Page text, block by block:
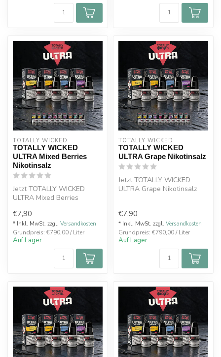
TOTALLY WICKED
TOTALLY WICKED
ULTRA Mixed Berries
Nikotinsalz
Jetzt TOTALLY WICKED
ULTRA Mixed Berries
20 mg kaufe...
€7,90
* Inkl. MwSt. zzgl. Versandkosten
Grundpreis: €790,00 / Liter
Auf Lager
TOTALLY WICKED
TOTALLY WICKED
ULTRA Grape Nikotinsalz
Jetzt TOTALLY WICKED
ULTRA Grape Nikotinsalz
€7,90
* Inkl. MwSt. zzgl. Versandkosten
Grundpreis: €790,00 / Liter
Auf Lager